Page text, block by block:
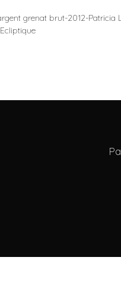
grenat brut-2012-Patricia